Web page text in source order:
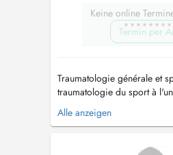
Keine online
Termin per
Traumatologie générale et
traumatologie du sport à
Mésothérapie. Pathologie
agréé FMB (fédération de
Alle anzeigen